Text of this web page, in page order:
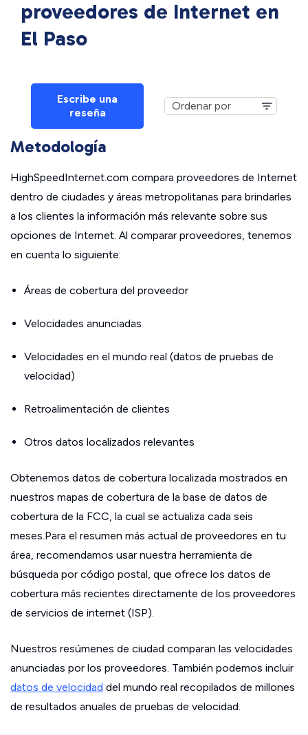
proveedores de Internet en
El Paso
Escribe una
reseña
Metodología
HighSpeedInternet.com compara proveedores de Internet
dentro de ciudades y áreas metropolitanas para brindarles
a los clientes la información más relevante sobre sus
opciones de Internet. Al comparar proveedores, tenemos
en cuenta lo siguiente:
Áreas de cobertura del proveedor
Velocidades anunciadas
Velocidades en el mundo real (datos de pruebas de
velocidad)
Retroalimentación de clientes
Otros datos localizados relevantes
Obtenemos datos de cobertura localizada mostrados en
nuestros mapas de cobertura de la base de datos de
cobertura de la FCC, la cual se actualiza cada seis
meses.Para el resumen más actual de proveedores en tu
área, recomendamos usar nuestra herramienta de
búsqueda por código postal, que ofrece los datos de
cobertura más recientes directamente de los proveedores
de servicios de internet (ISP).
Nuestros resúmenes de ciudad comparan las velocidades
anunciadas por los proveedores. También podemos incluir
datos de velocidad del mundo real recopilados de millones
de resultados anuales de pruebas de velocidad.